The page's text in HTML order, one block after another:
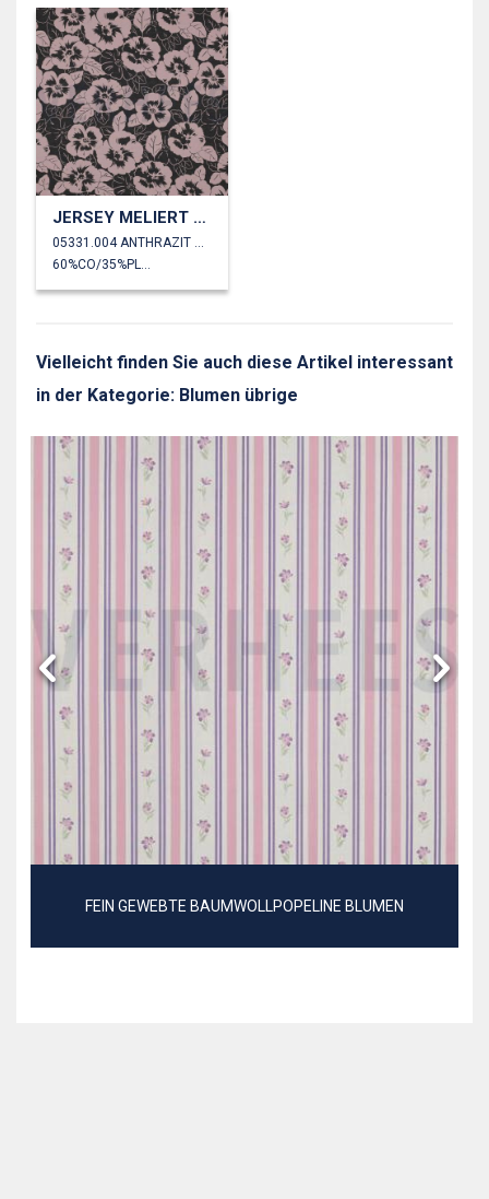
JERSEY MELIERT BLUMEN
Vielleicht finden Sie auch diese Artikel interessant
in der Kategorie: Blumen übrige
FEIN GEWEBTE BAUMWOLLPOPELINE BLUMEN